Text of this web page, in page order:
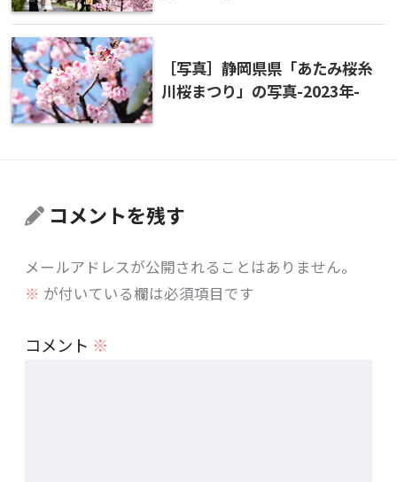
［写真］静岡県県「あたみ桜糸
川桜まつり」の写真-2023年-
コメントを残す
メールアドレスが公開されることはありません。
※ が付いている欄は必須項目です
コメント ※